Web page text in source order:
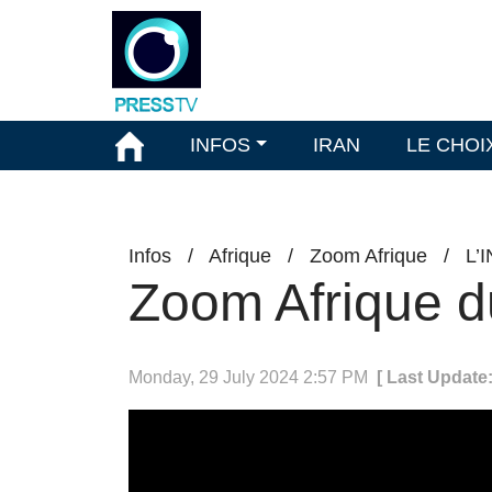
INFOS IRAN LE
Infos / Afrique / Zoom Afrique /
Zoom Afrique
Monday, 29 July 2024 2:57 PM [ Last